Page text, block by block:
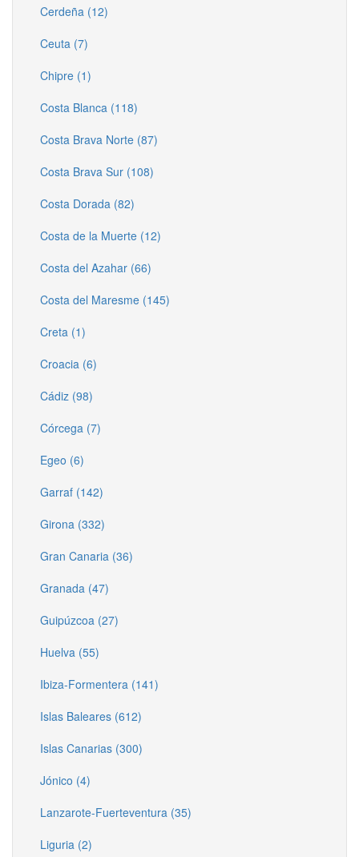
Cerdeña (12)
Ceuta (7)
Chipre (1)
Costa Blanca (118)
Costa Brava Norte (87)
Costa Brava Sur (108)
Costa Dorada (82)
Costa de la Muerte (12)
Costa del Azahar (66)
Costa del Maresme (145)
Creta (1)
Croacia (6)
Cádiz (98)
Córcega (7)
Egeo (6)
Garraf (142)
Girona (332)
Gran Canaria (36)
Granada (47)
Guipúzcoa (27)
Huelva (55)
Ibiza-Formentera (141)
Islas Baleares (612)
Islas Canarias (300)
Jónico (4)
Lanzarote-Fuerteventura (35)
Liguria (2)